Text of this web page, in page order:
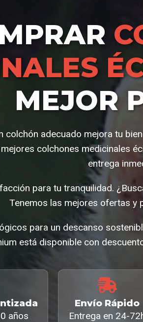
MEJOR
colchón adecuado mejora tu
colchones medicinales
entrega
para tu tranquilidad.
Tenemos las mejores ofertas y
para un descanso
está disponible con
años
Envío Rápido
Entrega en 24-